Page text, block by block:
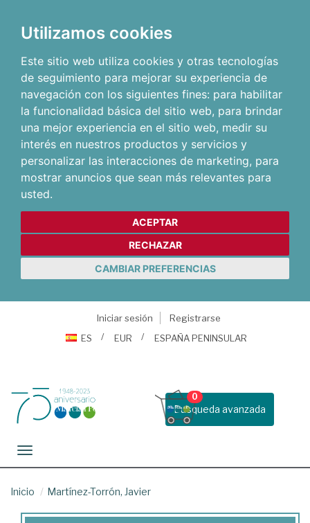
Utilizamos cookies
Este sitio web utiliza cookies y otras tecnologías
de seguimiento para mejorar su experiencia de
navegación con los siguientes fines: para habilitar
la funcionalidad básica del sitio web, para brindar
una mejor experiencia en el sitio web, medir su
interés en nuestros productos y servicios y
personalizar las interacciones de marketing, para
mostrar anuncios que sean más relevantes para
usted.
ACEPTAR
RECHAZAR
CAMBIAR PREFERENCIAS
Iniciar sesión
Registrarse
ES
EUR ESPAÑA PENINSULAR
Busqueda avanzada
0
Toggle navigation
Inicio Martínez-Torrón, Javier